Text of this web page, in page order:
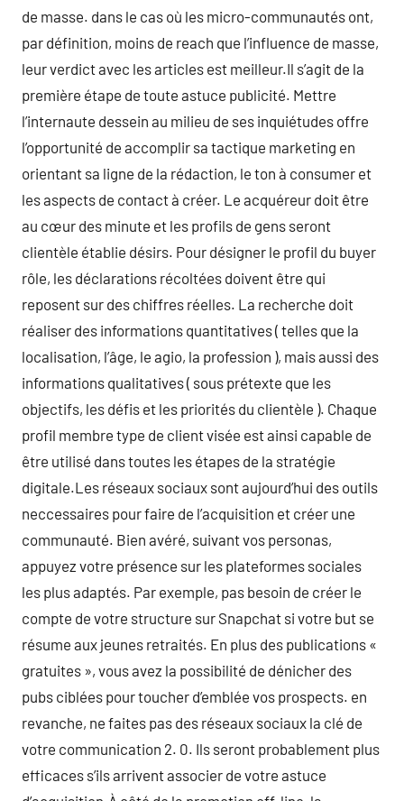
de masse. dans le cas où les micro-communautés ont,
par définition, moins de reach que l’influence de masse,
leur verdict avec les articles est meilleur.Il s’agit de la
première étape de toute astuce publicité. Mettre
l’internaute dessein au milieu de ses inquiétudes offre
l’opportunité de accomplir sa tactique marketing en
orientant sa ligne de la rédaction, le ton à consumer et
les aspects de contact à créer. Le acquéreur doit être
au cœur des minute et les profils de gens seront
clientèle établie désirs. Pour désigner le profil du buyer
rôle, les déclarations récoltées doivent être qui
reposent sur des chiffres réelles. La recherche doit
réaliser des informations quantitatives ( telles que la
localisation, l’âge, le agio, la profession ), mais aussi des
informations qualitatives ( sous prétexte que les
objectifs, les défis et les priorités du clientèle ). Chaque
profil membre type de client visée est ainsi capable de
être utilisé dans toutes les étapes de la stratégie
digitale.Les réseaux sociaux sont aujourd’hui des outils
neccessaires pour faire de l’acquisition et créer une
communauté. Bien avéré, suivant vos personas,
appuyez votre présence sur les plateformes sociales
les plus adaptés. Par exemple, pas besoin de créer le
compte de votre structure sur Snapchat si votre but se
résume aux jeunes retraités. En plus des publications «
gratuites », vous avez la possibilité de dénicher des
pubs ciblées pour toucher d’emblée vos prospects. en
revanche, ne faites pas des réseaux sociaux la clé de
votre communication 2. 0. Ils seront probablement plus
efficaces s’ils arrivent associer de votre astuce